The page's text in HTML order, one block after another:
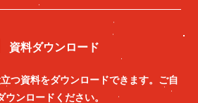
資料ダウンロード
つ資料をダウンロードできます。 ご自
ウンロードください。